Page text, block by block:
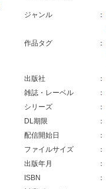
ジャンル ：
作品タグ
：
出版社
：
雑誌・レーベル
：
シリーズ
：
DL期限
：
配信開始日
：
ファイルサイズ
：
出版年月
：
ISBN
：